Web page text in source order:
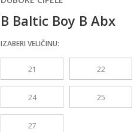
B Baltic Boy B Abx
IZABERI VELIČINU:
21 22
24 25
27